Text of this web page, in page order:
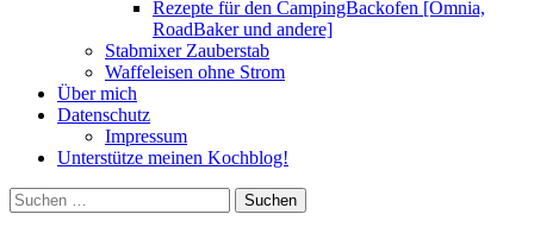
Rezepte für den CampingBackofen [Omnia,
RoadBaker und andere]
Stabmixer Zauberstab
Waffeleisen ohne Strom
Über mich
Datenschutz
Impressum
Unterstütze meinen Kochblog!
Suchen
nach: